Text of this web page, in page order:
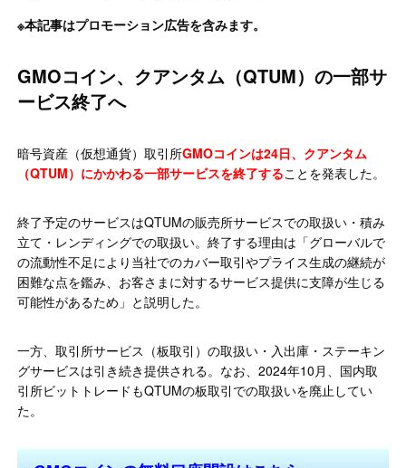
※本記事はプロモーション広告を含みます。
GMOコイン、クアンタム（QTUM）の一部サ
ービス終了へ
暗号資産（仮想通貨）取引所GMOコインは24日、クアンタム
（QTUM）にかかわる一部サービスを終了することを発表した。
終了予定のサービスはQTUMの販売所サービスでの取扱い・積み
立て・レンディングでの取扱い。終了する理由は「グローバルで
の流動性不足により当社でのカバー取引やプライス生成の継続が
困難な点を鑑み、お客さまに対するサービス提供に支障が生じる
可能性があるため」と説明した。
一方、取引所サービス（板取引）の取扱い・入出庫・ステーキン
グサービスは引き続き提供される。なお、2024年10月、国内取
引所ビットトレードもQTUMの板取引での取扱いを廃止してい
た。